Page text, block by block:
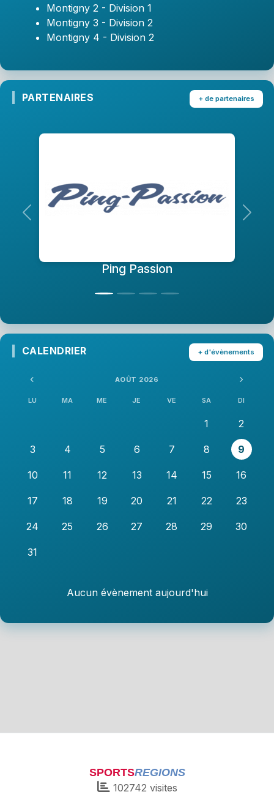
Montigny 2 - Division 1
Montigny 3 - Division 2
Montigny 4 - Division 2
PARTENAIRES
Précedent
+ de partenaires
CALENDRIER
AOÛT 2026
LU MA ME JE VE SA DI
1 2
3 4 5 6 7 8 9
10 11 12 13 14 15 16
17 18 19 20 21 22 23
24 25 26 27 28 29 30
31
Aucun évènement aujourd'hui
+ d'évènements
SPORTSREGIONS
102742 visites